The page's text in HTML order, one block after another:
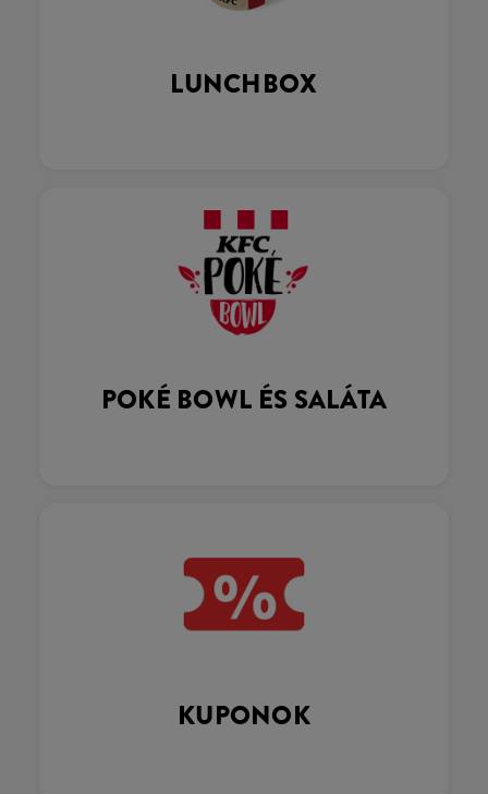
LUNCHBOX
POKÉ BOWL ÉS SALÁTA
KUPONOK